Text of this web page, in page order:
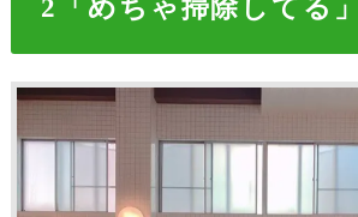
2「めちゃ掃除してる」